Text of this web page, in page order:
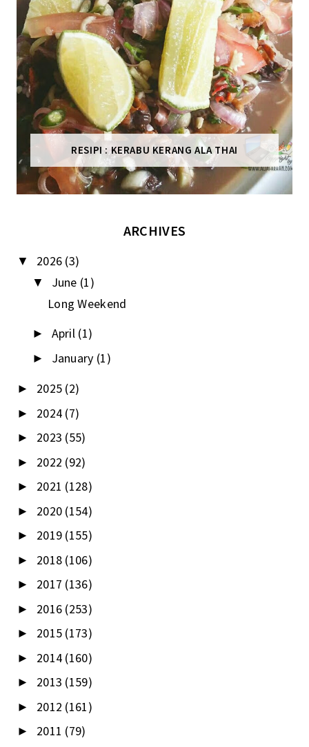
RESIPI : KERABU KERANG ALA THAI
ARCHIVES
▼ 2026 (3)
▼ June (1)
Long Weekend
► April (1)
► January (1)
► 2025 (2)
► 2024 (7)
► 2023 (55)
► 2022 (92)
► 2021 (128)
► 2020 (154)
► 2019 (155)
► 2018 (106)
► 2017 (136)
► 2016 (253)
► 2015 (173)
► 2014 (160)
► 2013 (159)
► 2012 (161)
► 2011 (79)